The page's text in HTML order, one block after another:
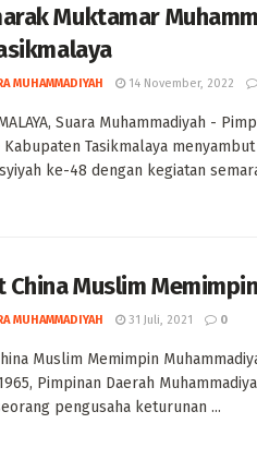
Muktamar
MUHAMMADIYAH 14 November, 2022
Suara Muhammadiyah -
Kabupaten Tasikmalaya
ke-48 dengan kegiatan
China Muslim
MUHAMMADIYAH 31 Juli, 2021 0
Muslim Memimpin
Pimpinan Daerah
pengusaha keturunan ...